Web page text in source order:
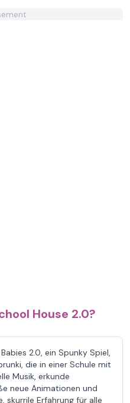
House 2.0?
2.0, ein Spunky Spiel,
die in einer Schule mit
Musik, erkunde
neue Animationen und
skurrile Erfahrung für alle